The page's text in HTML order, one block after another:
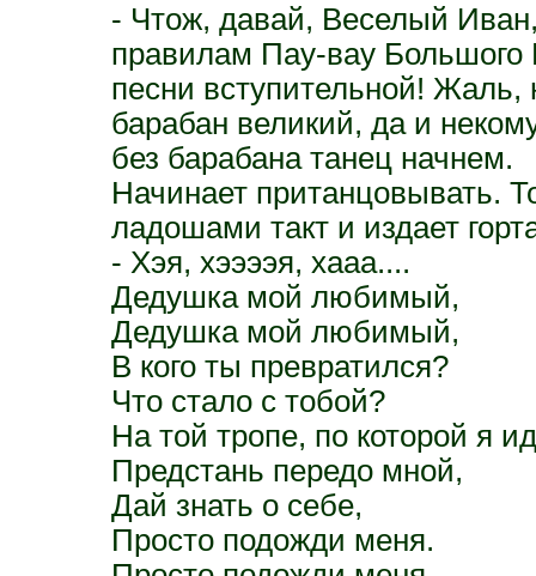
- Чтож, давай, Веселый
правилам Пау-вау Большого
песни вступительной!
барабан великий, да и
без барабана танец начнем.
Начинает пританцовывать.
ладошами такт и издает
- Хэя, хээээя, хааа....
Дедушка мой любимый,
Дедушка мой любимый,
В кого ты превратился?
Что стало с тобой?
На той тропе, по которой я
Предстань передо мной,
Дай знать о себе,
Просто подожди меня.